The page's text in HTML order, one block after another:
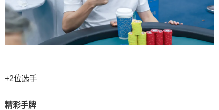
+2位选手
精彩手牌